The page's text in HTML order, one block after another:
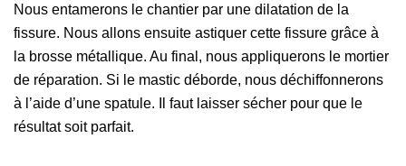
Nous entamerons le chantier par une dilatation de la
fissure. Nous allons ensuite astiquer cette fissure grâce à
la brosse métallique. Au final, nous appliquerons le mortier
de réparation. Si le mastic déborde, nous déchiffonnerons
à l’aide d’une spatule. Il faut laisser sécher pour que le
résultat soit parfait.